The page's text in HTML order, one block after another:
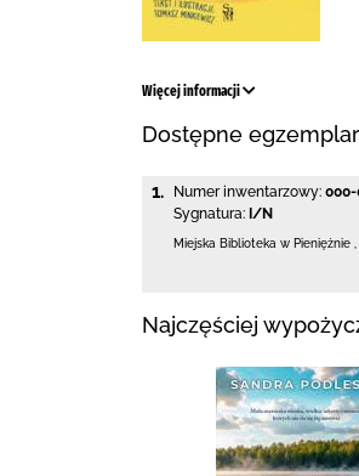
Więcej informacji
Dostępne
1. Numer inwentarzowy: 000-
Sygnatura: I/N
Miejska Biblioteka w Pieniężnie
Najczęściej